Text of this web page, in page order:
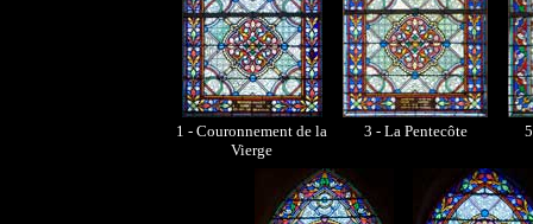
1 - Couronnement de la
Vierge
3 - La Pentecôte